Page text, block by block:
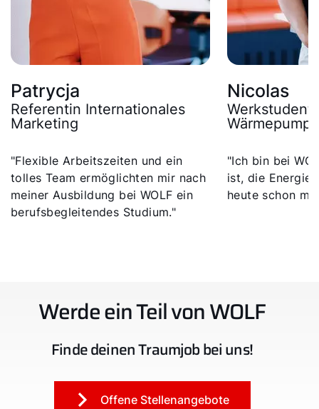
"Flexible Arbeitszeiten und ein
tolles Team ermöglichten mir nach
meiner Ausbildung bei WOLF ein
berufsbegleitendes Studium."
Patrycja
Referentin Internationales
Marketing
"Ich bin bei
ist, die
heute schon
Nicolas
Werkstudent
Werde ein Teil von WOLF
Finde deinen Traumjob bei uns!
Offene Stellenangebote